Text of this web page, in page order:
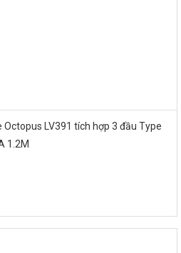
LV391 tích hợp 3 đầu Type
1.2M